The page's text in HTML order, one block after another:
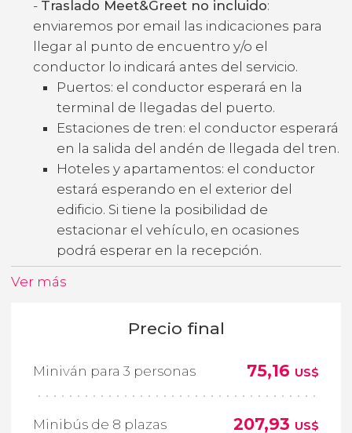
- Traslado Meet&Greet no incluido:
enviaremos por email las indicaciones para
llegar al punto de encuentro y/o el
conductor lo indicará antes del servicio.
Puertos: el conductor esperará en la
terminal de llegadas del puerto.
Estaciones de tren: el conductor esperará
en la salida del andén de llegada del tren.
Hoteles y apartamentos: el conductor
estará esperando en el exterior del
edificio. Si tiene la posibilidad de
estacionar el vehículo, en ocasiones
podrá esperar en la recepción.
Ver más
Precio final
Miniván para 3 personas 75,16 US$
Minibús de 8 plazas 207,93 US$